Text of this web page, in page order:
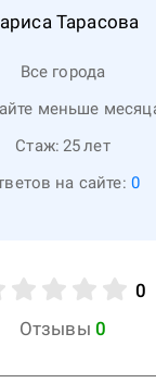
Тарасова
Все города
меньше
Стаж: 25лет
на сайте: 0
0
Отзывы 0